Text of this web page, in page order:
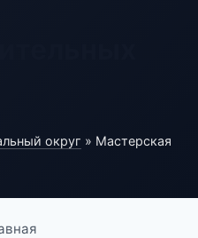
округ » Мастерская